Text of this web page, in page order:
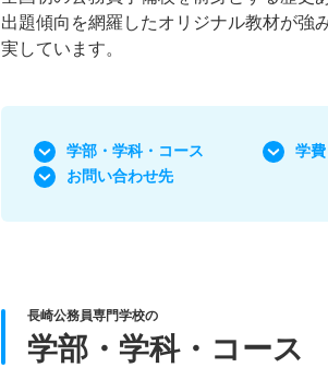
出題傾向を網羅したオリジナル教材が強
実しています。
学部・学科 ・コース 学費
お問い合わせ先
長崎公務員専門学校の
学部・学科・コース